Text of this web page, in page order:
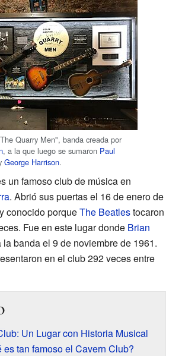
Quarry Men", banda creada por
, a la que luego se sumaron Paul
George Harrison.
un famoso club de música en
. Abrió sus puertas el 16 de enero de
conocido porqueThe Beatlestocaron
Fue en este lugar donde Brian
la banda el 9 de noviembre de 1961.
en el club 292 veces entre
Un Lugar con Historia Musical
es tan famoso el Cavern Club?